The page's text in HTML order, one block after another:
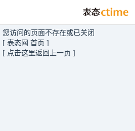
您访问的页面不存在或已关闭
[ 表态网 首页 ]
[ 点击这里返回上一页 ]